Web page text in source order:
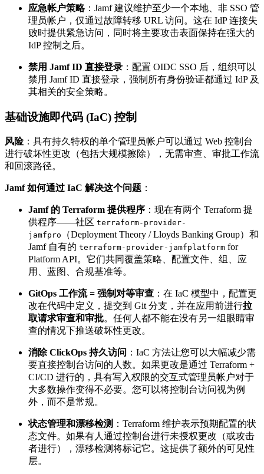
应急帐户策略：Jamf 建议维护至少一个本地、非 SSO 管
理员帐户，仅通过故障转移 URL 访问。这在 IdP 连接失
败时提供紧急访问，同时将主要攻击表面保持在强大的
IdP 控制之后。
禁用 Jamf ID 直接登录 ：配置 OIDC SSO 后，组织可以
禁用 Jamf ID 直接登录，强制所有身份验证都通过 IdP 及
其相关的安全策略。
基础设施即代码 (IaC) 控制
风险：具有持久特权的单个管理员帐户可以通过 Web 控制台
进行破坏性更改（包括大规模擦除），无需审查、审批工作流
和回滚路径。
Jamf 如何通过 IaC 解决这个问题 ：
Jamf 的 Terraform 提供程序 ：现在有两个 Terraform 提
供程序——社区 terraform-provider-
jamfpro
（Deployment Theory / Lloyds Banking Group）和
Jamf 自有的 terraform-provider-jamfplatform for
Platform API。它们共同覆盖策略、配置文件、组、应
用、蓝图、合规基准等。
GitOps 工作流 = 强制对等审查 ：在 IaC 模型中，配置更
改在代码中定义，提交到 Git 分支，并在应用前进行拉
取请求审查和审批。任何人都不能在没有另一组眼睛审
查的情况下推送破坏性更改。
消除 ClickOps 持久访问 ：IaC 方法让您可以大幅减少需
要直接控制台访问的人数。如果更改是通过 Terraform +
CI/CD 进行的，具有写入权限的交互式管理员帐户对于
大多数操作变得不必要。您可以将控制台访问视为例
外，而不是常规。
状态管理和漂移检测 ：Terraform 维护表示预期配置的状
态文件。如果有人通过控制台进行未授权更改（或攻击
者进行），漂移检测将标记它。这提供了额外的可见性
层。